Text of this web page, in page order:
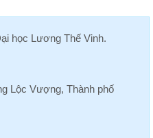
học Lương Thế Vinh.
Lộc Vượng, Thành phố